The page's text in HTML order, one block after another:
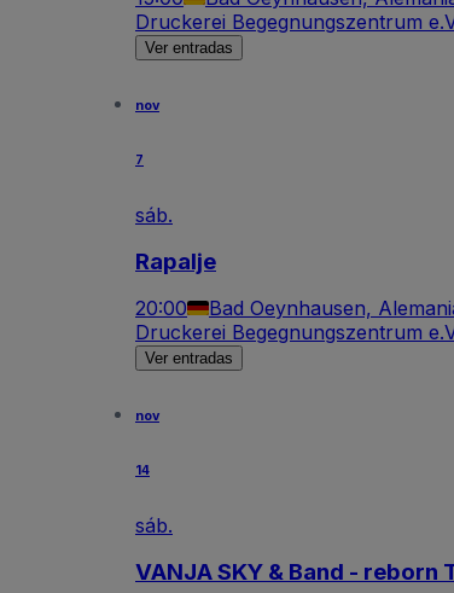
Druckerei Begegnungszentrum
Ver entradas
nov
7
sáb.
Rapalje
20:00 Bad Oeynhausen,
Druckerei Begegnungszentrum
Ver entradas
nov
14
sáb.
VANJA SKY & Band - reborn